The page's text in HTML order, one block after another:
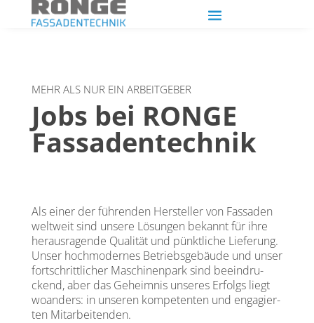
MEHR ALS NUR EIN ARBEITGEBER
Jobs bei RONGE
Fassadentechnik
Als einer der füh­ren­den Her­stel­ler von Fas­sa­den
welt­weit sind unse­re Lösun­gen bekannt für ihre
her­aus­ra­gen­de Qua­li­tät und pünkt­li­che Lie­fe­rung.
Unser hoch­mo­der­nes Betriebs­ge­bäu­de und unser
fort­schritt­li­cher Maschi­nen­park sind beein­dru­
ckend, aber das Geheim­nis unse­res Erfolgs liegt
woan­ders: in unse­ren kom­pe­ten­ten und enga­gier­
ten Mit­ar­bei­ten­den.